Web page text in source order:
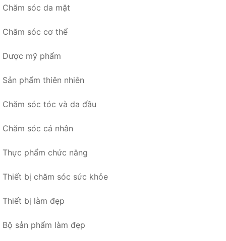
Chăm sóc da mặt
Chăm sóc cơ thể
Dược mỹ phẩm
Sản phẩm thiên nhiên
Chăm sóc tóc và da đầu
Chăm sóc cá nhân
Thực phẩm chức năng
Thiết bị chăm sóc sức khỏe
Thiết bị làm đẹp
Bộ sản phẩm làm đẹp